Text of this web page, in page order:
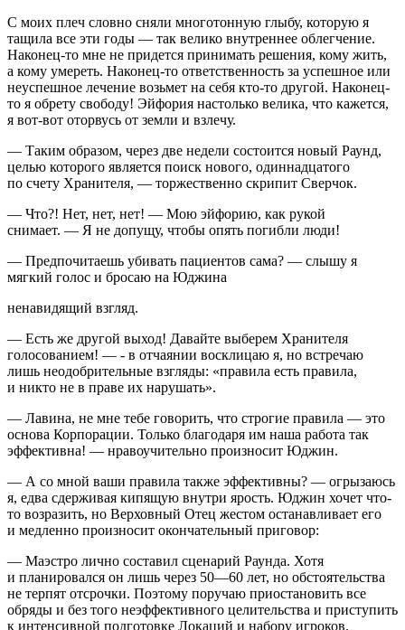
С моих плеч словно сняли многотонную глыбу, которую я
тащила все эти годы — так велико внутреннее облегчение.
Наконец-то мне не придется принимать решения, кому жить,
а кому умереть. Наконец-то ответственность за успешное или
неуспешное лечение возьмет на себя кто-то другой. Наконец-
то я обрету свободу! Эйфория настолько велика, что кажется,
я вот-вот оторвусь от земли и взлечу.
— Таким образом, через две недели состоится новый Раунд,
целью которого является поиск нового, одиннадцатого
по счету Хранителя, — торжественно скрипит Сверчок.
— Что?! Нет, нет, нет! — Мою эйфорию, как рукой
снимает. — Я не допущу, чтобы опять погибли люди!
— Предпочитаешь убивать пациентов сама? — слышу я
мягкий голос и бросаю на Юджина
ненавидящий взгляд.
— Есть же другой выход! Давайте выберем Хранителя
голосованием! — - в отчаянии восклицаю я, но встречаю
лишь неодобрительные взгляды: «правила есть правила,
и никто не в праве их нарушать».
— Лавина, не мне тебе говорить, что строгие правила — это
основа Корпорации. Только благодаря им наша работа так
эффективна! — нравоучительно произносит Юджин.
— А со мной ваши правила также эффективны? — огрызаюсь
я, едва сдерживая кипящую внутри ярость. Юджин хочет что-
то возразить, но Верховный Отец жестом останавливает его
и медленно произносит окончательный приговор:
— Маэстро лично составил сценарий Раунда. Хотя
и планировался он лишь через 50—60 лет, но обстоятельства
не терпят отсрочки. Поэтому поручаю приостановить все
обряды и без того неэффективного целительства и приступить
к интенсивной подготовке Локаций и набору игроков.